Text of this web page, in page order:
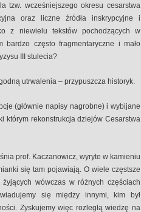
tzw. wcześniejszego okresu cesarstwa
oraz liczne źródła inskrypcyjne i
z niewielu tekstów pochodzących w
często fragmentaryczne i mało
III stulecia?
utrwalenia – przypuszcza historyk.
(głównie napisy nagrobne) i wybijane
którym rekonstrukcja dziejów Cesarstwa
prof. Kaczanowicz, wyryte w kamieniu
się tam pojawiają. O wiele częstsze
wówczas w różnych częściach
się między innymi, kim był
Zyskujemy więc rozległą wiedzę na